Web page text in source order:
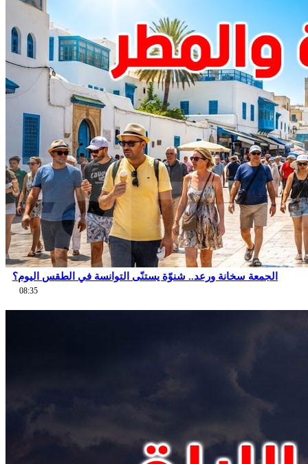
الجمعة سخانة ورعد.. شنوّة يستنّى التوانسة في الطقس اليوم؟
08:35